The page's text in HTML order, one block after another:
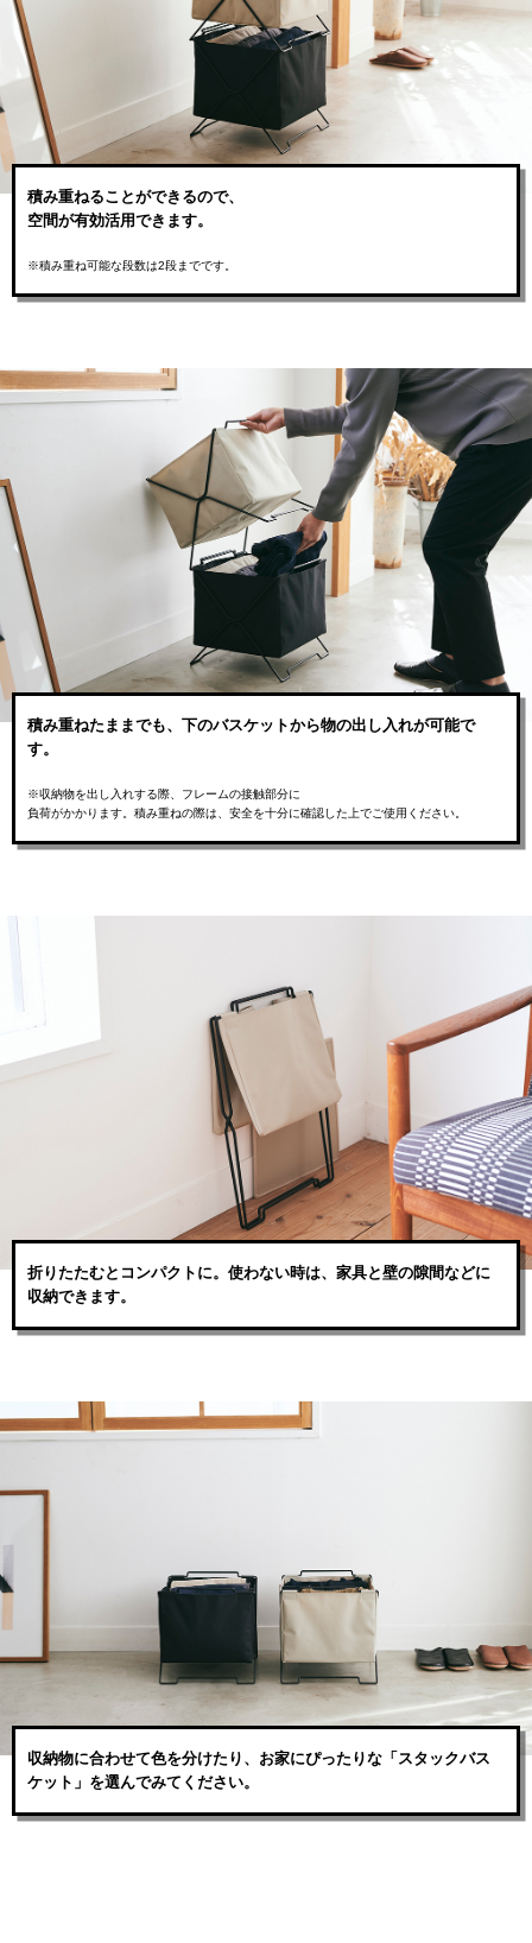
積み重ねることができるので、
空間が有効活用できます。
※積み重ね可能な段数は2段までです。
積み重ねたままでも、下のバスケットから物の出し入れが可能で
す。
※収納物を出し入れする際、フレームの接触部分に
負荷がかかります。積み重ねの際は、安全を十分に確認した上でご使用ください。
折りたたむとコンパクトに。使わない時は、家具と壁の隙間などに
収納できます。
収納物に合わせて色を分けたり、お家にぴったりな「スタックバス
ケット」を選んでみてください。